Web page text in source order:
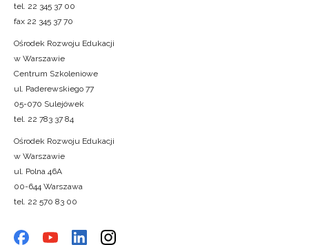
tel. 22 345 37 00
fax 22 345 37 70
Ośrodek Rozwoju Edukacji
w Warszawie
Centrum Szkoleniowe
ul. Paderewskiego 77
05-070 Sulejówek
tel. 22 783 37 84
Ośrodek Rozwoju Edukacji
w Warszawie
ul. Polna 46A
00-644 Warszawa
tel. 22 570 83 00